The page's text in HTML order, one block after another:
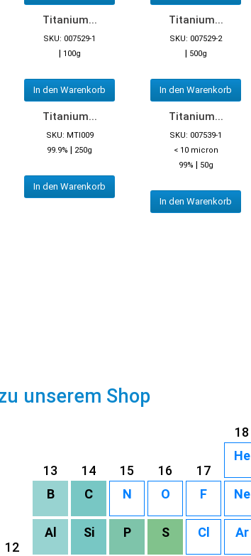
Titanium...
SKU: 007529-1
| 100g
In den Warenkorb
Titanium...
SKU: 007529-2
| 500g
In den Warenkorb
Titanium...
SKU: MTI009
99.9% | 250g
In den Warenkorb
Titanium...
SKU: 007539-1
< 10 micron
99% | 50g
In den Warenkorb
unserem Shop
18
13 14 15 16 17
He
B C N O F Ne
12
Al Si P S Cl Ar